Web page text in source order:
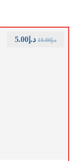
د.إ10.00 د.إ5.00